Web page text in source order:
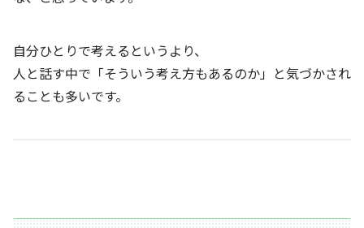
自分ひとりで考えるというより、
人と話す中で「そういう考え方もあるのか」と気づかされ
ることも多いです。